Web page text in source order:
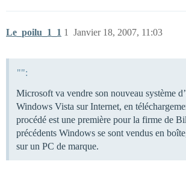
Le_poilu_1_1 Janvier 18, 2007, 11:03
1
"":
Microsoft va vendre son nouveau système
Windows Vista sur Internet, en
procédé est une première pour la firme de
précédents Windows se sont vendus en
sur un PC de marque.